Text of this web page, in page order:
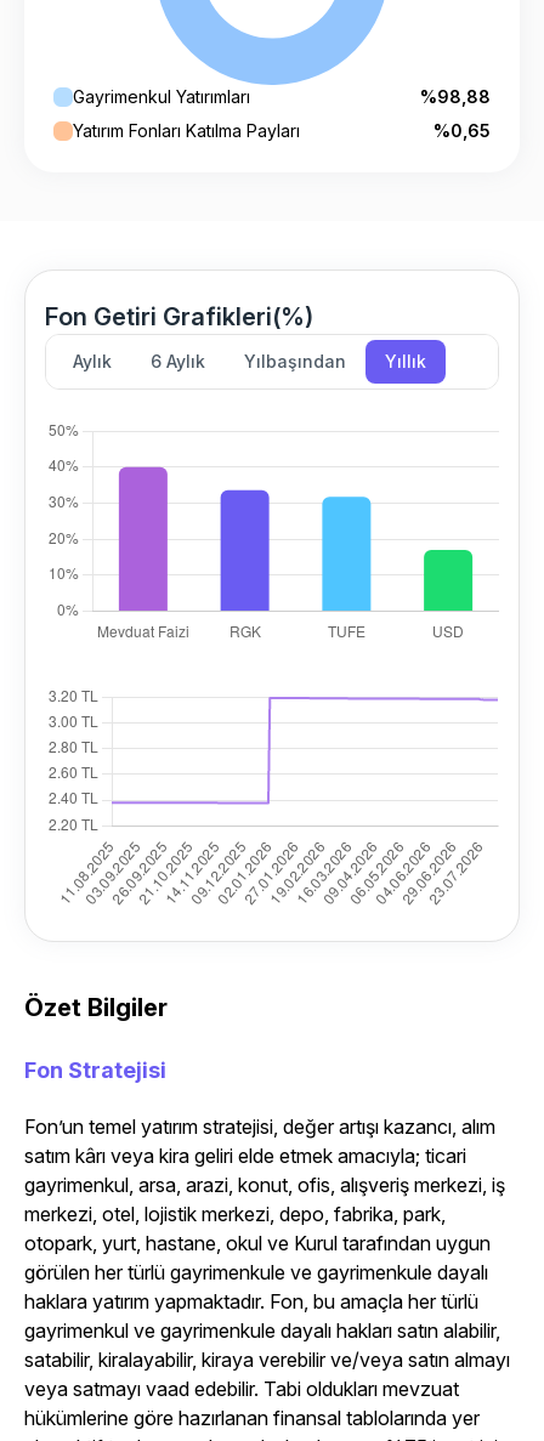
Gayrimenkul Yatırımları
%98,88
Yatırım Fonları Katılma Payları
%0,65
Fon Getiri Grafikleri(%)
Aylık 6 Aylık Yılbaşından Yıllık
Özet Bilgiler
Fon Stratejisi
Fon’un temel yatırım stratejisi, değer artışı kazancı, alım
satım kârı veya kira geliri elde etmek amacıyla; ticari
gayrimenkul, arsa, arazi, konut, ofis, alışveriş merkezi, iş
merkezi, otel, lojistik merkezi, depo, fabrika, park,
otopark, yurt, hastane, okul ve Kurul tarafından uygun
görülen her türlü gayrimenkule ve gayrimenkule dayalı
haklara yatırım yapmaktadır. Fon, bu amaçla her türlü
gayrimenkul ve gayrimenkule dayalı hakları satın alabilir,
satabilir, kiralayabilir, kiraya verebilir ve/veya satın almayı
veya satmayı vaad edebilir. Tabi oldukları mevzuat
hükümlerine göre hazırlanan finansal tablolarında yer